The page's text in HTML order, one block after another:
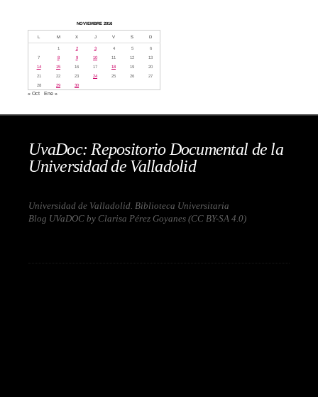
NOVIEMBRE 2016
L M X J V S D
1 2 3 4 5
6
7
8 9 10 11 12
13
14
15 16 17 18 19
20
21
22 23 24 25 26
27
28
29 30
« Oct Ene »
UvaDoc: Repositorio Documental de la
Universidad de Valladolid
Universidad de Valladolid. Biblioteca Universitaria
Blog UVaDOC by Clarisa Pérez Goyanes (CC BY-SA 4.0)